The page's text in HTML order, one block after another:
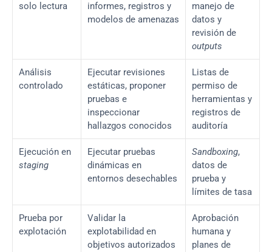
solo lectura
informes, registros y
modelos de amenazas
manejo de
datos y
outputs
Análisis
controlado
Ejecutar revisiones
estáticas, proponer
pruebas e
inspeccionar
hallazgos conocidos
Listas de
permiso de
herramientas y
registros de
auditoría
staging
Ejecutar pruebas
dinámicas en
entornos desechables
Sandboxing,
datos de
prueba y
límites de tasa
Prueba por
explotación
Validar la
explotabilidad en
objetivos autorizados
Aprobación
humana y
planes de